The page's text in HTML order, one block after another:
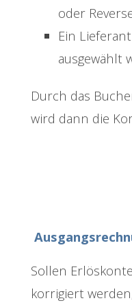
oder
Ein
ausgewählt
Durch das
wird dann die
Sollen
korrigiert